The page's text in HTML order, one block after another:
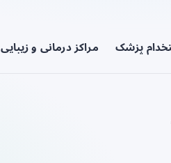
پزشک مراکز درمانی و زیبایی